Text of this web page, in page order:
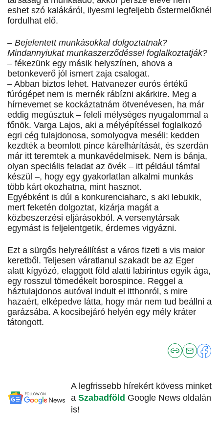
eshet szó kalákáról, ilyesmi legfeljebb őstermelőknél
fordulhat elő.
– Bejelentett munkásokkal dolgoztatnak?
Mindannyiukat munkaszerződéssel foglalkoztatják?
– fékezünk egy másik helyszínen, ahova a
betonkeverő jól ismert zaja csalogat.
– Abban biztos lehet. Hatvanezer eurós értékű
fúrógépet nem is mernék rábízni akárkire. Meg a
hírnevemet se kockáztatnám ötvenévesen, ha már
eddig megúsztuk – feleli mélységes nyugalommal a
főnök. Varga Lajos, aki a mélyépítéssel foglalkozó
egri cég tulajdonosa, somolyogva meséli: kedden
kezdték a beomlott pince kárelhárítását, és szerdán
már itt teremtek a munkavédelmisek. Nem is bánja,
olyan speciális feladat az övék – itt például támfal
készül –, hogy egy gyakorlatlan alkalmi munkás
több kárt okozhatna, mint hasznot.
Egyébként is dúl a konkurenciaharc, s aki lebukik,
mert feketén dolgoztat, kizárja magát a
közbeszerzési eljárásokból. A versenytársak
egymást is feljelentgetik, érdemes vigyázni.
Ezt a sürgős helyreállítást a város fizeti a vis maior
keretből. Teljesen váratlanul szakadt be az Eger
alatt kígyózó, elaggott föld alatti labirintus egyik ága,
egy rosszul tömedékelt borospince. Reggel a
háztulajdonos autóval indult el itthonról, s mire
hazaért, elképedve látta, hogy már nem tud beállni a
garázsába. A kocsibejáró helyén egy mély kráter
tátongott.
A legfrissebb hírekért kövess minket
a Szabadföld Google News oldalán
is!